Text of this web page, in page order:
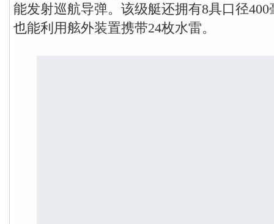
能发射巡航导弹。该级艇还拥有8具口径
也能利用舷外装置携带24枚水雷。